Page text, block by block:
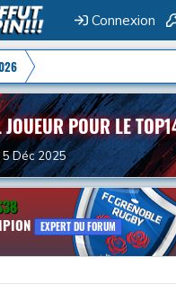
Connexion
POUR LE
D
a
t
e
d
e
b
5 Déc 2025
EXPERT DU FORUM